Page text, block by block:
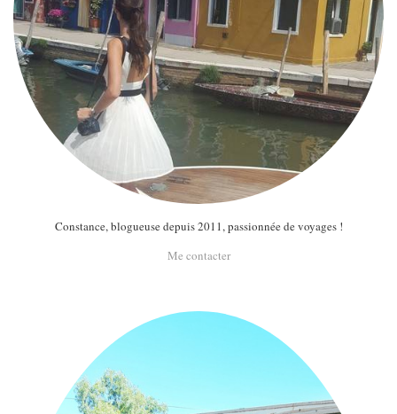
Constance, blogueuse depuis 2011, passionnée de voyages !
Me contacter